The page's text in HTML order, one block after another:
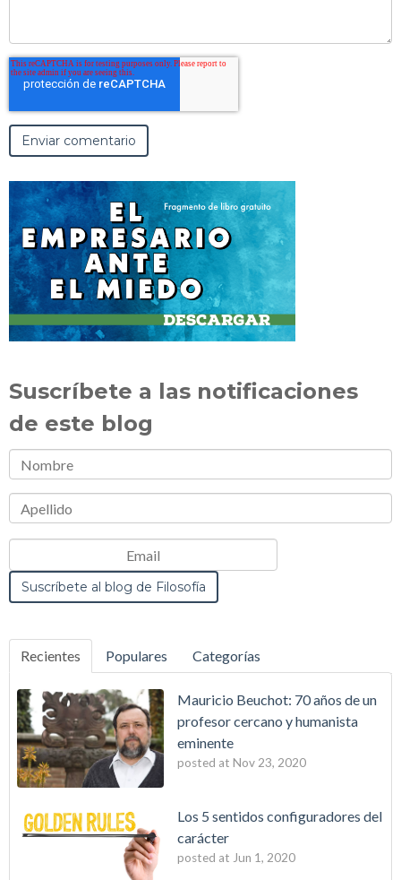
Suscríbete a las notificaciones
de este blog
Recientes Populares Categorías
Mauricio Beuchot: 70 años de un
profesor cercano y humanista
eminente
posted at Nov 23, 2020
Los 5 sentidos configuradores del
carácter
posted at Jun 1, 2020